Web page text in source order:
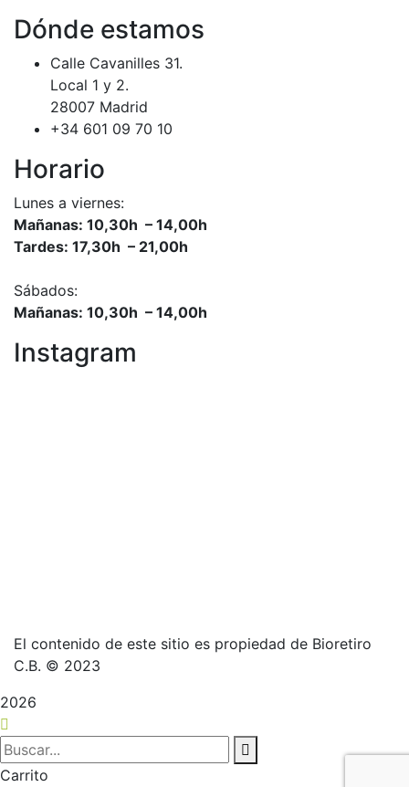
Dónde estamos
Calle Cavanilles 31.
Local 1 y 2.
28007 Madrid
+34 601 09 70 10
Horario
Lunes a viernes:
Mañanas: 10,30h – 14,00h
Tardes: 17,30h – 21,00h
Sábados:
Mañanas: 10,30h – 14,00h
Instagram
El contenido de este sitio es propiedad de Bioretiro
C.B. © 2023
2026
Carrito